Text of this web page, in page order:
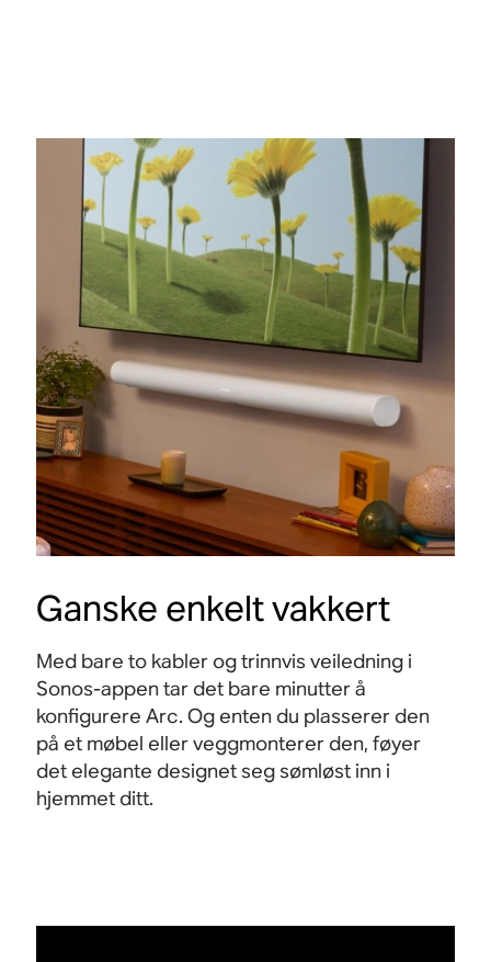
Ganske enkelt vakkert
Med bare to kabler og trinnvis veiledning i
Sonos-appen tar det bare minutter å
konfigurere Arc. Og enten du plasserer den
på et møbel eller veggmonterer den, føyer
det elegante designet seg sømløst inn i
hjemmet ditt.